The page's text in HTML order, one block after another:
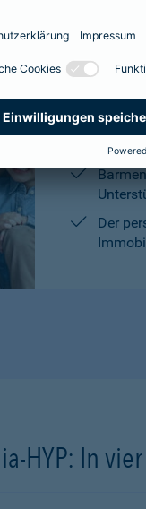
flexibel
Die
Die
Der
HYP: In